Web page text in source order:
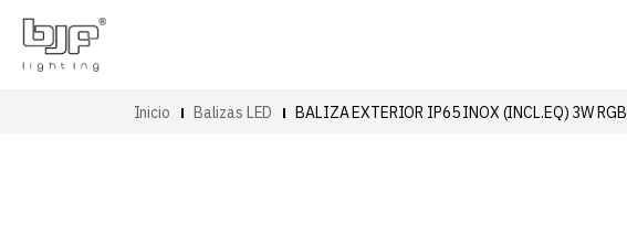
Inicio Balizas LED BALIZA EXTERIOR IP65 INOX (INCL.EQ) 3W RGB